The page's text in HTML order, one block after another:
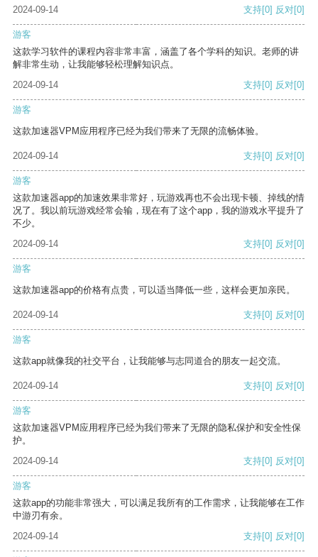
2024-09-14
支持[0] 反对[0]
游客
这款学习软件的课程内容非常丰富，涵盖了各个学科的知识。老师的讲
解非常生动，让我能够轻松理解知识点。
2024-09-14
支持[0] 反对[0]
游客
这款加速器VPM应用程序已经为我们带来了无限的流畅体验。
2024-09-14 支持[0] 反对[0]
游客
这款加速器app的加速效果非常好，玩游戏再也不会出现卡顿、掉线的情
况了。我以前玩游戏经常会输，现在有了这个app，我的游戏水平提升了
不少。
2024-09-14
支持[0] 反对[0]
游客
这款加速器app的价格有点贵，可以适当降低一些，这样会更加亲民。
2024-09-14 支持[0] 反对[0]
游客
这款app就像我的社交平台，让我能够与志同道合的朋友一起交流。
2024-09-14 支持[0] 反对[0]
游客
这款加速器VPM应用程序已经为我们带来了无限的隐私保护和安全性保
护。
2024-09-14
支持[0] 反对[0]
游客
这款app的功能非常强大，可以满足我所有的工作需求，让我能够在工作
中游刃有余。
2024-09-14
支持[0] 反对[0]